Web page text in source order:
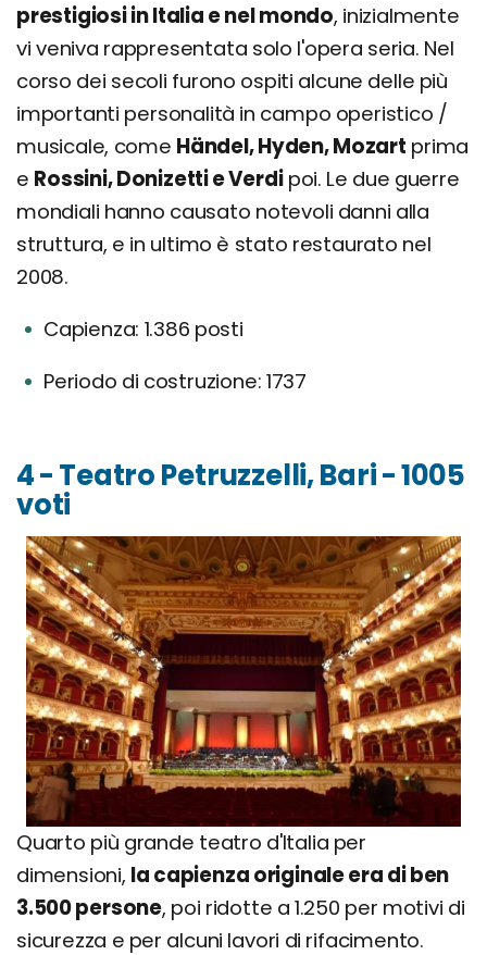
prestigiosi in Italia e nel mondo, inizialmente
vi veniva rappresentata solo l'opera seria. Nel
corso dei secoli furono ospiti alcune delle più
importanti personalità in campo operistico /
musicale, come Händel, Hyden, Mozart prima
e Rossini, Donizetti e Verdipoi. Le due guerre
mondiali hanno causato notevoli danni alla
struttura, e in ultimo è stato restaurato nel
2008.
Capienza: 1.386 posti
Periodo di costruzione: 1737
4 - Teatro Petruzzelli, Bari - 1005
voti
Quarto più grande teatro d'Italia per
dimensioni, la capienza originale era di ben
3.500 persone, poi ridotte a 1.250 per motivi di
sicurezza e per alcuni lavori di rifacimento.